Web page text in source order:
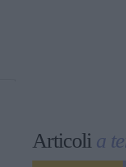
Articoli a